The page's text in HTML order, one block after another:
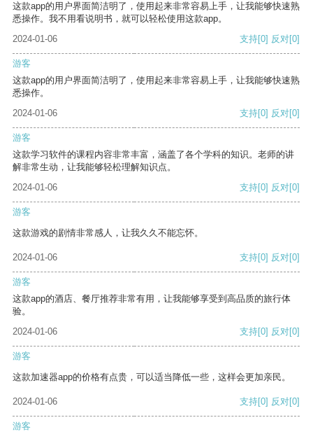
这款app的用户界面简洁明了，使用起来非常容易上手，让我能够快速熟
悉操作。我不用看说明书，就可以轻松使用这款app。
2024-01-06
支持[0] 反对[0]
游客
这款app的用户界面简洁明了，使用起来非常容易上手，让我能够快速熟
悉操作。
2024-01-06
支持[0] 反对[0]
游客
这款学习软件的课程内容非常丰富，涵盖了各个学科的知识。老师的讲
解非常生动，让我能够轻松理解知识点。
2024-01-06
支持[0] 反对[0]
游客
这款游戏的剧情非常感人，让我久久不能忘怀。
2024-01-06 支持[0] 反对[0]
游客
这款app的酒店、餐厅推荐非常有用，让我能够享受到高品质的旅行体
验。
2024-01-06
支持[0] 反对[0]
游客
这款加速器app的价格有点贵，可以适当降低一些，这样会更加亲民。
2024-01-06 支持[0] 反对[0]
游客